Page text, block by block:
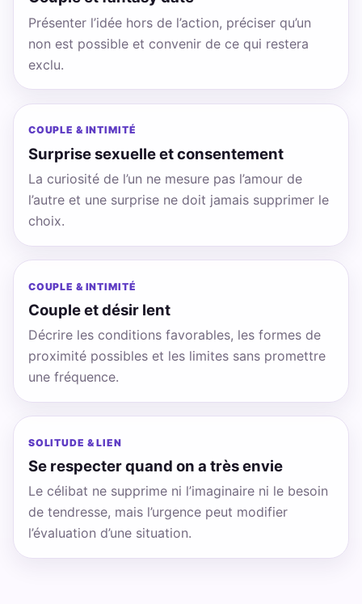
Présenter l’idée hors de l’action, préciser qu’un
non est possible et convenir de ce qui restera
exclu.
COUPLE & INTIMITÉ
Surprise sexuelle et consentement
La curiosité de l’un ne mesure pas l’amour de
l’autre et une surprise ne doit jamais supprimer le
choix.
COUPLE & INTIMITÉ
Couple et désir lent
Décrire les conditions favorables, les formes de
proximité possibles et les limites sans promettre
une fréquence.
SOLITUDE & LIEN
Se respecter quand on a très envie
Le célibat ne supprime ni l’imaginaire ni le besoin
de tendresse, mais l’urgence peut modifier
l’évaluation d’une situation.